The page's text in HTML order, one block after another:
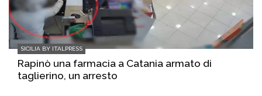
SICILIA BY ITALPRESS
Rapinò una farmacia a Catania armato di
taglierino, un arresto